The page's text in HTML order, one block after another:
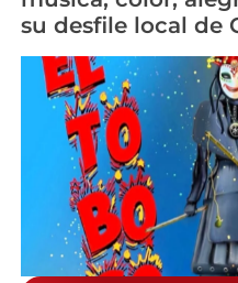
su desfile local de